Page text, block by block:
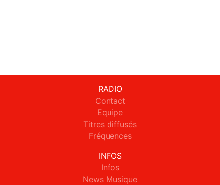
RADIO
Contact
Equipe
Titres diffusés
Fréquences
INFOS
Infos
News Musique